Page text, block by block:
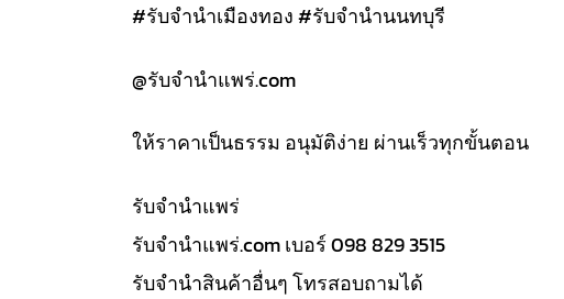
#รับจำนำเมืองทอง #รับจำนำนนทบุรี
@รับจํานําแพร่.com
ให้ราคาเป็นธรรม อนุมัติง่าย ผ่านเร็วทุกขั้นตอน
รับจํานำแพร่
รับจํานําแพร่.com เบอร์ 098 829 3515
รับจำนำสินค้าอื่นๆ โทรสอบถามได้